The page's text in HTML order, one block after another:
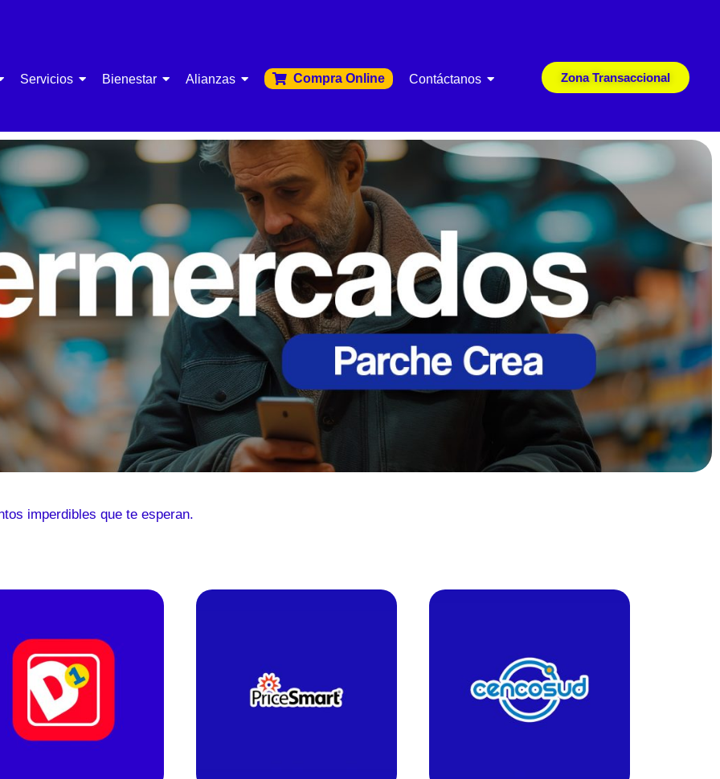
Servicios Bienestar Alianzas Compra Online Contáctanos Zona Transaccional
imperdibles que te esperan.